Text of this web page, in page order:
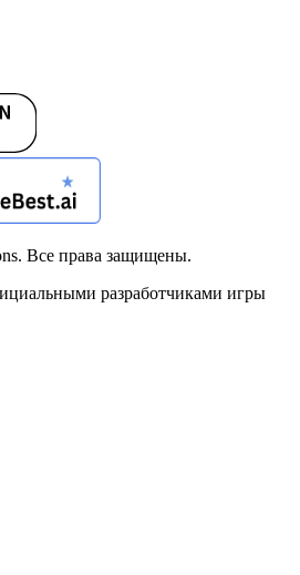
Все права защищены.
разработчиками игры